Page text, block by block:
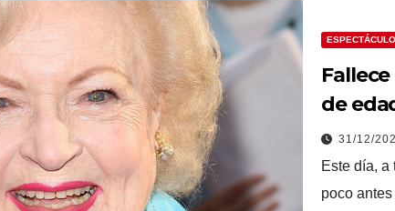
de
31/12/
Este día, a
poco